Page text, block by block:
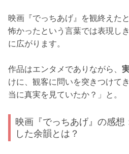
映画『でっちあげ』を観終えた
怖かったという言葉では表現し
に広がります。
作品はエンタメでありながら、
けに、観客に問いを突きつけ
当に真実を見ていたか？」と。
映画『でっちあげ』の感想
した余韻とは？